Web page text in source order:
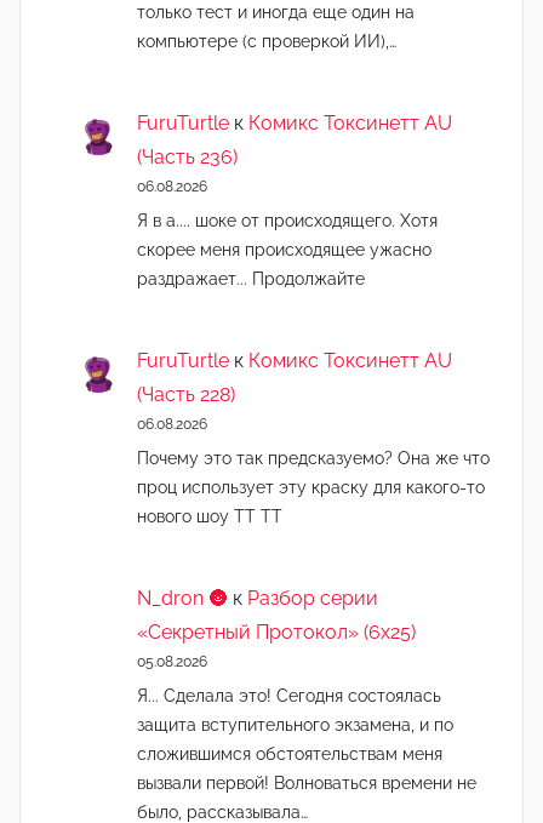
только тест и иногда еще один на
компьютере (с проверкой ИИ),…
FuruTurtle к Комикс Токсинетт AU
(Часть 236)
06.08.2026
Я в а.... шоке от происходящего. Хотя
скорее меня происходящее ужасно
раздражает... Продолжайте
FuruTurtle к Комикс Токсинетт AU
(Часть 228)
06.08.2026
Почему это так предсказуемо? Она же что
проц использует эту краску для какого-то
нового шоу ТТ ТТ
N_dron 🌚 к Разбор серии
«Секретный Протокол» (6х25)
05.08.2026
Я... Сделала это! Сегодня состоялась
защита вступительного экзамена, и по
сложившимся обстоятельствам меня
вызвали первой! Волноваться времени не
было, рассказывала…